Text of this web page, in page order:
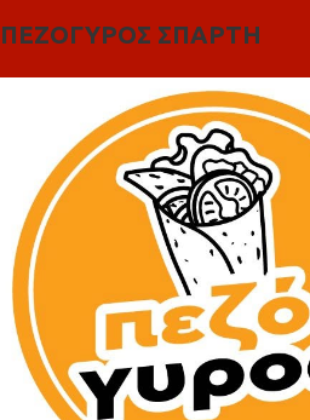
ΠΕΖΟΓΥΡΟΣ ΣΠΑΡΤΗ